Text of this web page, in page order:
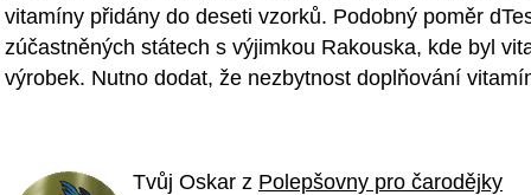
vitamíny přidány do deseti vzorků. Podobný poměr
zúčastněných státech s výjimkou Rakouska, kde byl
výrobek. Nutno dodat, že nezbytnost doplňování
Tvůj Oskar z Polepšovny pro čarodějky